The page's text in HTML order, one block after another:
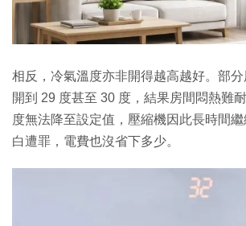
相反，冷氣溫度亦非開得越高越好。部
開到 29 度甚至 30 度，結果房間悶熱難
度無法降至設定值，壓縮機因此長時間
白遭罪，電費也沒省下多少。